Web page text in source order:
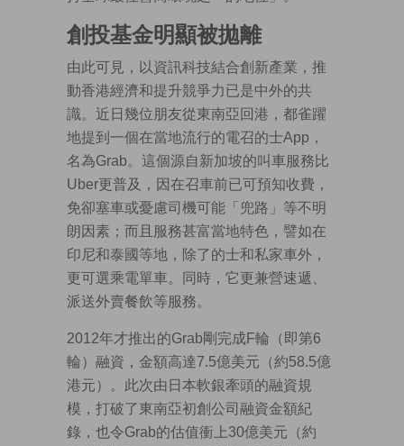
創投基金明顯被拋離
由此可見，以資訊科技結合創新產業，推
動香港經濟和提升競爭力已是中外的共
識。近日幾位朋友從東南亞回港，都雀躍
地提到一個在當地流行的電召的士App，
名為Grab。這個源自新加坡的叫車服務比
Uber更普及，因在召車前已可預知收費，
免卻塞車或憂慮司機可能「兜路」等不明
朗因素；而且服務甚富當地特色，譬如在
印尼和泰國等地，除了的士和私家車外，
更可選乘電單車。同時，它更兼營速遞、
派送外賣餐飲等服務。
2012年才推出的Grab剛完成F輪（即第6
輪）融資，金額高達7.5億美元（約58.5億
港元）。此次由日本軟銀牽頭的融資規
模，打破了東南亞初創公司融資金額紀
錄，也令Grab的估值衝上30億美元（約